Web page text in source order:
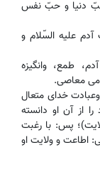
دنیا و حبّ نفس
علیه السّلام و
طمع، وانگیزه
معاصی.
وعبادت خدای متعال
از آن او دانسته
پس: با رغبت
اطاعت و ولایت او